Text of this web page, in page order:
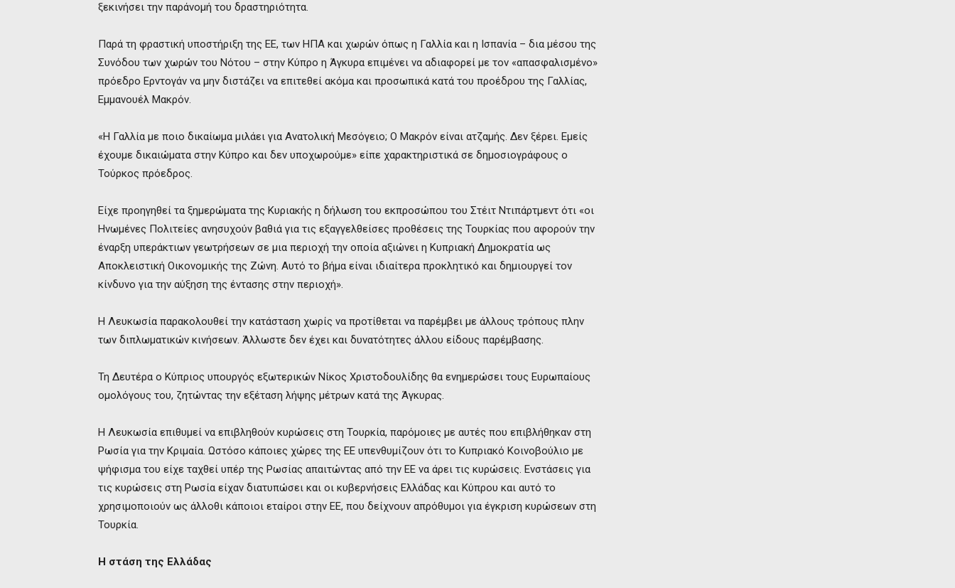
ξεκινήσει την παράνομή του δραστηριότητα.
Παρά τη φραστική υποστήριξη της ΕΕ, των ΗΠΑ και χωρών όπως η Γαλλία και η Ισπανία – δια μέσου της
Συνόδου των χωρών του Νότου – στην Κύπρο η Άγκυρα επιμένει να αδιαφορεί με τον «απασφαλισμένο»
πρόεδρο Ερντογάν να μην διστάζει να επιτεθεί ακόμα και προσωπικά κατά του προέδρου της Γαλλίας,
Εμμανουέλ Μακρόν.
«Η Γαλλία με ποιο δικαίωμα μιλάει για Ανατολική Μεσόγειο; Ο Μακρόν είναι ατζαμής. Δεν ξέρει. Εμείς
έχουμε δικαιώματα στην Κύπρο και δεν υποχωρούμε» είπε χαρακτηριστικά σε δημοσιογράφους ο
Τούρκος πρόεδρος.
Είχε προηγηθεί τα ξημερώματα της Κυριακής η δήλωση του εκπροσώπου του Στέιτ Ντιπάρτμεντ ότι «οι
Ηνωμένες Πολιτείες ανησυχούν βαθιά για τις εξαγγελθείσες προθέσεις της Τουρκίας που αφορούν την
έναρξη υπεράκτιων γεωτρήσεων σε μια περιοχή την οποία αξιώνει η Κυπριακή Δημοκρατία ως
Αποκλειστική Οικονομικής της Ζώνη. Αυτό το βήμα είναι ιδιαίτερα προκλητικό και δημιουργεί τον
κίνδυνο για την αύξηση της έντασης στην περιοχή».
Η Λευκωσία παρακολουθεί την κατάσταση χωρίς να προτίθεται να παρέμβει με άλλους τρόπους πλην
των διπλωματικών κινήσεων. Άλλωστε δεν έχει και δυνατότητες άλλου είδους παρέμβασης.
Τη Δευτέρα ο Κύπριος υπουργός εξωτερικών Νίκος Χριστοδουλίδης θα ενημερώσει τους Ευρωπαίους
ομολόγους του, ζητώντας την εξέταση λήψης μέτρων κατά της Άγκυρας.
Η Λευκωσία επιθυμεί να επιβληθούν κυρώσεις στη Τουρκία, παρόμοιες με αυτές που επιβλήθηκαν στη
Ρωσία για την Κριμαία. Ωστόσο κάποιες χώρες της ΕΕ υπενθυμίζουν ότι το Κυπριακό Κοινοβούλιο με
ψήφισμα του είχε ταχθεί υπέρ της Ρωσίας απαιτώντας από την ΕΕ να άρει τις κυρώσεις. Ενστάσεις για
τις κυρώσεις στη Ρωσία είχαν διατυπώσει και οι κυβερνήσεις Ελλάδας και Κύπρου και αυτό το
χρησιμοποιούν ως άλλοθι κάποιοι εταίροι στην ΕΕ, που δείχνουν απρόθυμοι για έγκριση κυρώσεων στη
Τουρκία.
Η στάση της Ελλάδας